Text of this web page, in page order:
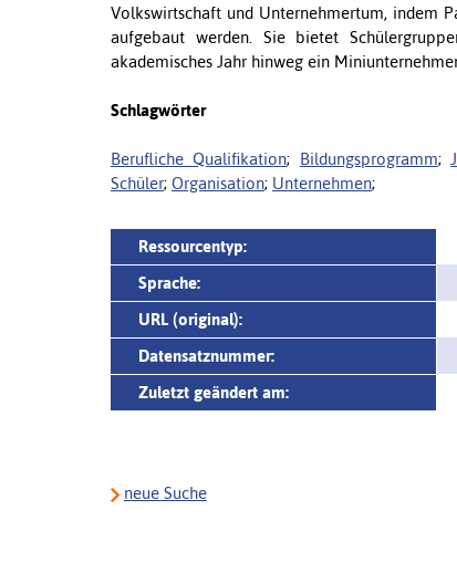
Volkswirtschaft und Unternehmertum, indem
aufgebaut werden. Sie bietet
akademisches Jahr hinweg ein
Schlagwörter
Berufliche Qualifikation; Bildungsprogramm;
Schüler; Organisation; Unternehmen;
Ressourcentyp:
Sprache:
URL (original):
Datensatznummer:
Zuletzt geändert am:
neue Suche